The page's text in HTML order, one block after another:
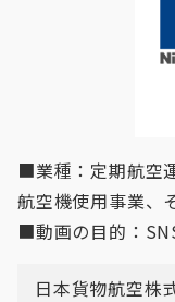
■業種：定期航空
航空機使用事業、
■動画の目的：
日本貨物航空株